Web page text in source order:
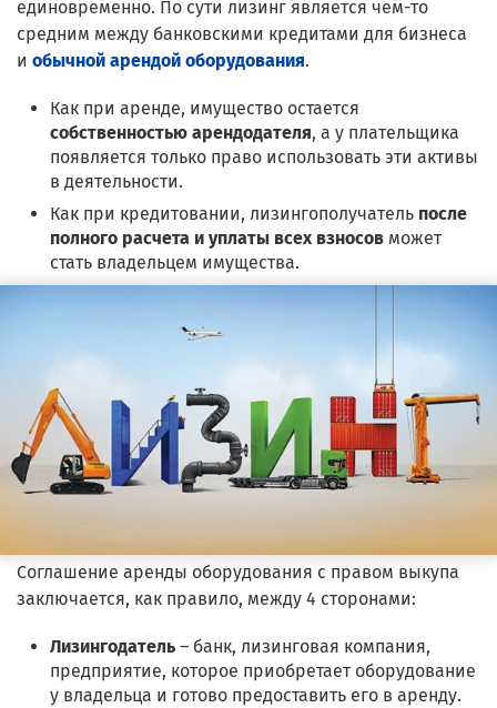
единовременно. По сути лизинг является чем-то
средним между банковскими кредитами для бизнеса
и обычной арендой оборудования.
Как при аренде, имущество остается
собственностью арендодателя, а у плательщика
появляется только право использовать эти активы
в деятельности.
Как при кредитовании, лизингополучатель после
полного расчета и уплаты всех взносов может
стать владельцем имущества.
Соглашение аренды оборудования с правом выкупа
заключается, как правило, между 4 сторонами:
Лизингодатель – банк, лизинговая компания,
предприятие, которое приобретает оборудование
у владельца и готово предоставить его в аренду.